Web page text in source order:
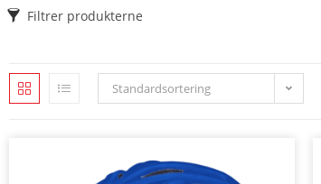
Filtrer produkterne
Standardsortering